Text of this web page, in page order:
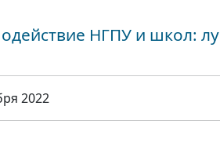
НГПУ и школ:
2022